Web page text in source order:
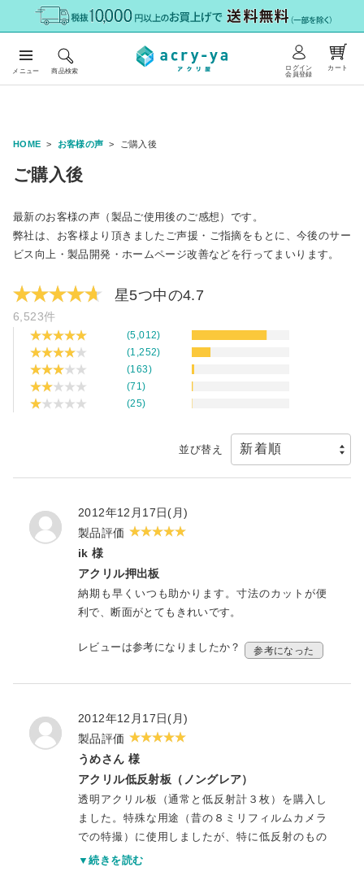
メニュー 商品検索
ログイン
会員登録
カート
HOME お客様の声 ご購入後
ご購入後
最新のお客様の声（製品ご使用後のご感想）です。
弊社は、お客様より頂きましたご声援・ご指摘をもとに、今後のサー
ビス向上・製品開発・ホームページ改善などを行ってまいります。
星5つ中の4.7
6,523件
(5,012)
(1,252)
(163)
(71)
(25)
並び替え
2012年12月17日(月)
製品評価
ik 様
アクリル押出板
納期も早くいつも助かります。寸法のカットが便
利で、断面がとてもきれいです。
レビューは参考になりましたか？ 参考になった
2012年12月17日(月)
製品評価
うめさん 様
アクリル低反射板（ノングレア）
透明アクリル板（通常と低反射計３枚）を購入し
ました。特殊な用途（昔の８ミリフィルムカメラ
での特撮）に使用しましたが、特に低反射のもの
は充分満足出来る撮影結果でした。値段も安く大
▼続きを読む